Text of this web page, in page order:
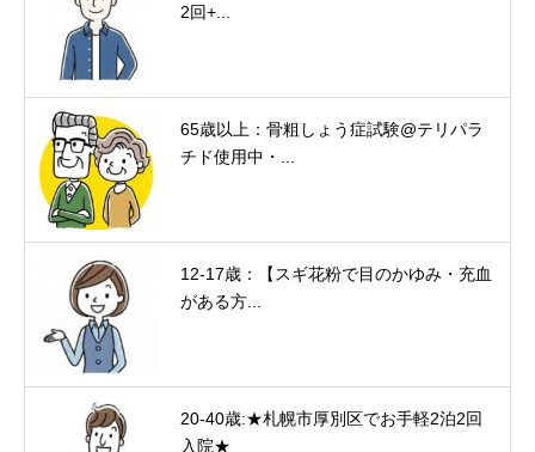
2回+...
65歳以上：骨粗しょう症試験@テリパラ
チド使用中・...
12-17歳：【スギ花粉で目のかゆみ・充血
がある方...
20-40歳:★札幌市厚別区でお手軽2泊2回
入院★